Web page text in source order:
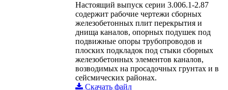
Настоящий выпуск серии 3.006.1-2.87
содержит рабочие чертежи сборных
железобетонных плит перекрытия и
днища каналов, опорных подушек под
подвижные опоры трубопроводов и
плоских подкладок под стыки сборных
железобетонных элементов каналов,
возводимых на просадочных грунтах и в
сейсмических районах.
Скачать файл